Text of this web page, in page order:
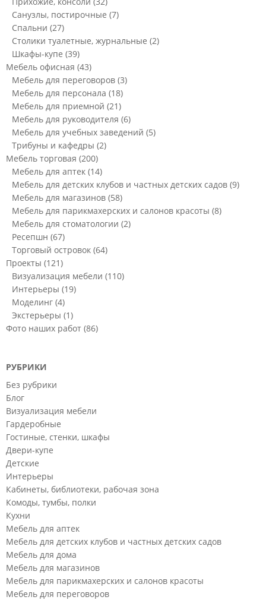
Санузлы, постирочные (7)
Спальни (27)
Столики туалетные, журнальные (2)
Шкафы-купе (39)
Мебель офисная (43)
Мебель для переговоров (3)
Мебель для персонала (18)
Мебель для приемной (21)
Мебель для руководителя (6)
Мебель для учебных заведений (5)
Трибуны и кафедры (2)
Мебель торговая (200)
Мебель для аптек (14)
Мебель для детских клубов и частных детских садов (9)
Мебель для магазинов (58)
Мебель для парикмахерских и салонов красоты (8)
Мебель для стоматологии (2)
Ресепшн (67)
Торговый островок (64)
Проекты (121)
Визуализация мебели (110)
Интерьеры (19)
Моделинг (4)
Экстерьеры (1)
Фото наших работ (86)
РУБРИКИ
Без рубрики
Блог
Визуализация мебели
Гардеробные
Гостиные, стенки, шкафы
Двери-купе
Детские
Интерьеры
Кабинеты, библиотеки, рабочая зона
Комоды, тумбы, полки
Кухни
Мебель для аптек
Мебель для детских клубов и частных детских садов
Мебель для дома
Мебель для магазинов
Мебель для парикмахерских и салонов красоты
Мебель для переговоров